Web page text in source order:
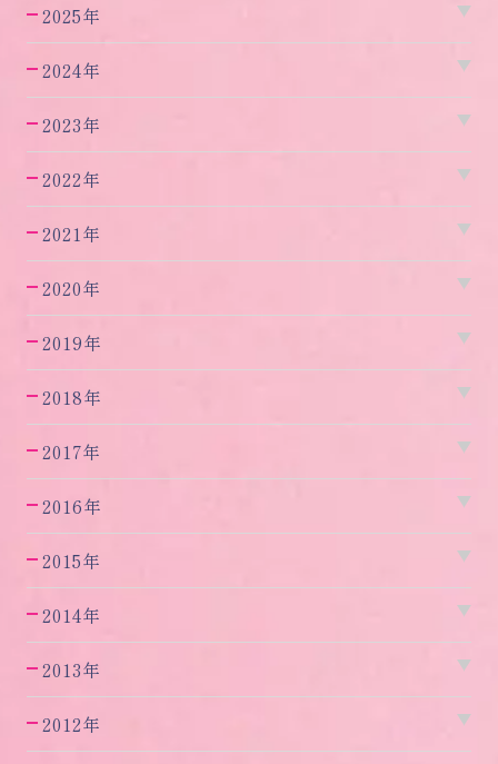
2025年
2024年
2023年
2022年
2021年
2020年
2019年
2018年
2017年
2016年
2015年
2014年
2013年
2012年